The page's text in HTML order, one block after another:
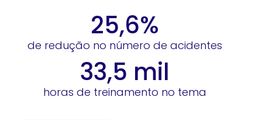
25,6%
de redução no número de acidentes
33,5 mil
horas de treinamento no tema